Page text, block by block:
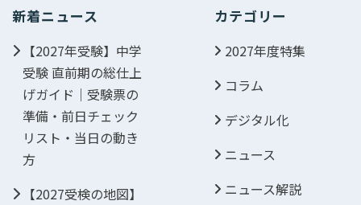
新着ニュース
【2027年受験】中学
受験 直前期の総仕上
げガイド｜受験票の
準備・前日チェック
リスト・当日の動き
方
【2027受検の地図】
カテゴリー
2027年度特集
コラム
デジタル化
ニュース
ニュース解説